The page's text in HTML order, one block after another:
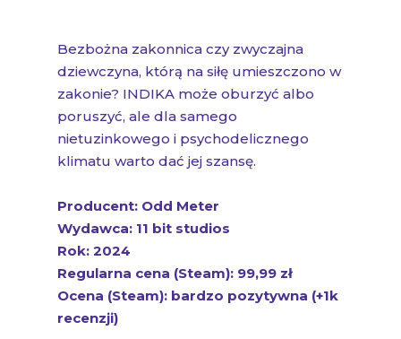
Bezbożna zakonnica czy zwyczajna
dziewczyna, którą na siłę umieszczono w
zakonie? INDIKA może oburzyć albo
poruszyć, ale dla samego
nietuzinkowego i psychodelicznego
klimatu warto dać jej szansę.
Producent: Odd Meter
Wydawca: 11 bit studios
Rok: 2024
Regularna cena (Steam): 99,99 zł
Ocena (Steam): bardzo pozytywna (+1k
recenzji)